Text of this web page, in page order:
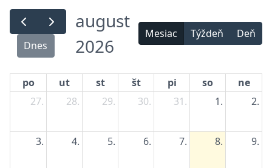
Dnes
august
2026
Mesiac Týždeň Deň
po ut st št pi so
ne
27.
28. 29. 30. 31. 1. 2.
3. 4. 5. 6. 7. 8. 9.